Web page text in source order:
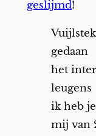
geslijmd!
gedaan
het
leugens
ik heb
mij van